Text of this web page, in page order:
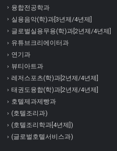
융합전공학과
실용음악(학)과[3년제/4년제]
글로벌실용무용(학)과[2년제/4년제]
유튜브크리에이터과
연기과
뷰티아트과
레저스포츠(학)과[2년제/4년제]
태권도융합(학)과[2년제/4년제]
호텔제과제빵과
(호텔조리과)
(호텔조리학과[4년제])
(글로벌호텔서비스과)